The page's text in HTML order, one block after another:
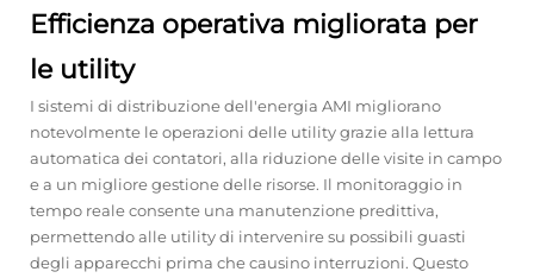
Efficienza operativa migliorata per
le utility
I sistemi di distribuzione dell'energia AMI migliorano
notevolmente le operazioni delle utility grazie alla lettura
automatica dei contatori, alla riduzione delle visite in campo
e a un migliore gestione delle risorse. Il monitoraggio in
tempo reale consente una manutenzione predittiva,
permettendo alle utility di intervenire su possibili guasti
degli apparecchi prima che causino interruzioni. Questo